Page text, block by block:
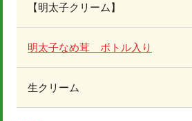
【明太子クリーム】
明太子なめ茸 ボトル入り
生クリーム